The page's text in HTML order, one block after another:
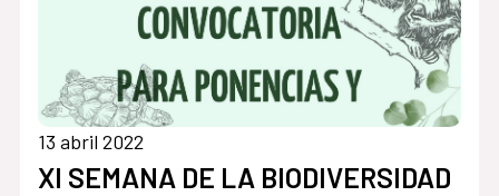
13 abril 2022
XI SEMANA DE LA BIODIVERSIDAD